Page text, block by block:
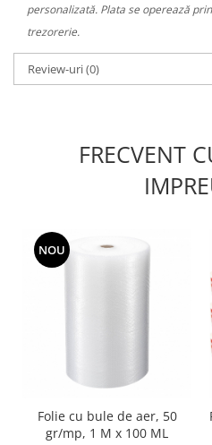
personalizată. Plata se operează
trezorerie.
Review-uri(0)
FRECVENT
NOU
Folie cu bule de aer, 50
gr/mp, 1 M x 100 ML